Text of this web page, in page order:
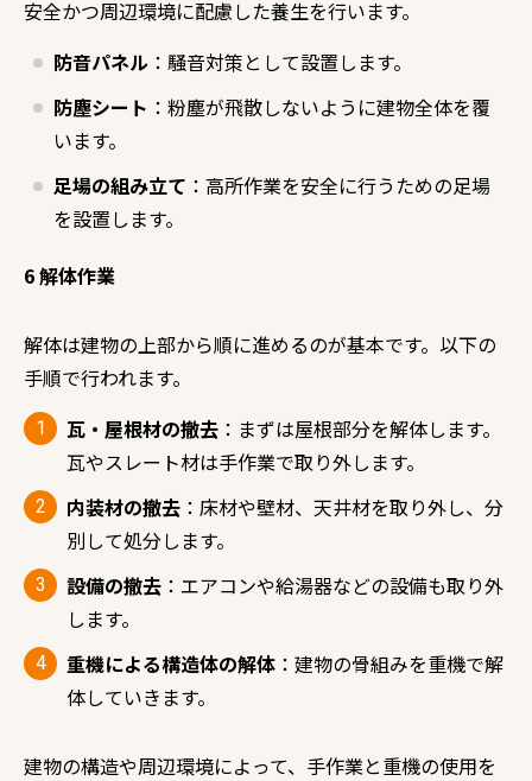
安全かつ周辺環境に配慮した養生を行います。
防音パネル ：騒音対策として設置します。
防塵シート ：粉塵が飛散しないように建物全体を覆
います。
足場の組み立て ：高所作業を安全に行うための足場
を設置します。
6 解体作業
解体は建物の上部から順に進めるのが基本です。以下の
手順で行われます。
瓦・屋根材の撤去 ：まずは屋根部分を解体します。
瓦やスレート材は手作業で取り外します。
内装材の撤去 ：床材や壁材、天井材を取り外し、分
別して処分します。
設備の撤去 ：エアコンや給湯器などの設備も取り外
します。
重機による構造体の解体 ：建物の骨組みを重機で解
体していきます。
建物の構造や周辺環境によって、手作業と重機の使用を